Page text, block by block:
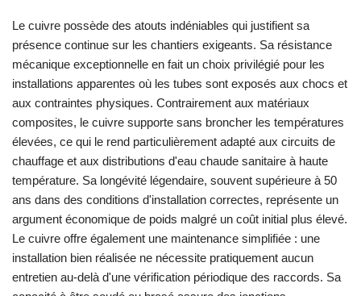
Le cuivre possède des atouts indéniables qui justifient sa
présence continue sur les chantiers exigeants. Sa résistance
mécanique exceptionnelle en fait un choix privilégié pour les
installations apparentes où les tubes sont exposés aux chocs et
aux contraintes physiques. Contrairement aux matériaux
composites, le cuivre supporte sans broncher les températures
élevées, ce qui le rend particulièrement adapté aux circuits de
chauffage et aux distributions d'eau chaude sanitaire à haute
température. Sa longévité légendaire, souvent supérieure à 50
ans dans des conditions d'installation correctes, représente un
argument économique de poids malgré un coût initial plus élevé.
Le cuivre offre également une maintenance simplifiée : une
installation bien réalisée ne nécessite pratiquement aucun
entretien au-delà d'une vérification périodique des raccords. Sa